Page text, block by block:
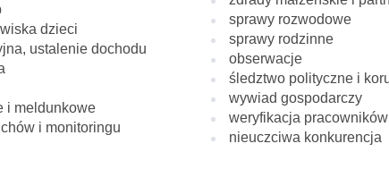
dzieci
ustalenie dochodu
i meldunkowe
i monitoringu
sprawy rozwodowe
sprawy rodzinne
obserwacje
śledztwo polityczne i
wywiad gospodarczy
weryfikacja pracowników
nieuczciwa konkurencja